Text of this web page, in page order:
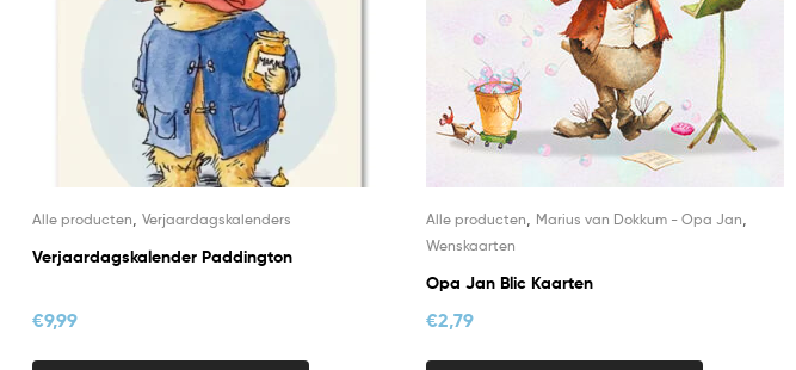
Alle producten, Verjaardagskalenders
Verjaardagskalender Paddington
€9,99
Alle producten, Marius van Dokkum - Opa Jan,
Wenskaarten
Opa Jan Blic Kaarten
€2,79